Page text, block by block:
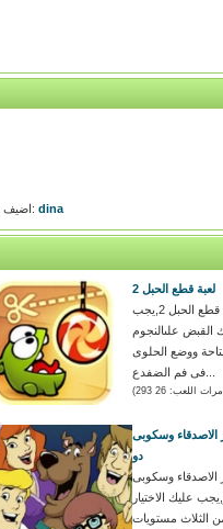
اضيف بواسطة: dina
لعبة قطع الحبل 2
لعبة قطع الحبل 2,يجب
القبض علىالنجوم
ووضع الحلوى
الاصدقاء وسكوبى
دو
الاصدقاء وسكوبى
عليك الاختيار
الثلاث مستويات